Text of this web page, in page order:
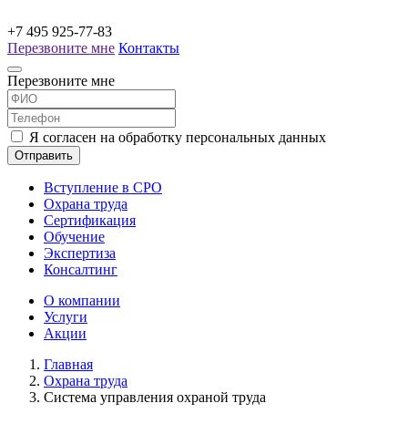
+7 495 925-77-83
Перезвоните мне Контакты
Перезвоните мне
Я согласен на обработку персональных данных
Отправить
Вступление в СРО
Охрана труда
Сертификация
Обучение
Экспертиза
Консалтинг
О компании
Услуги
Акции
Главная
Охрана труда
Система управления охраной труда